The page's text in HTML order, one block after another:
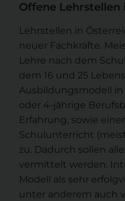
Offene Lehrstellen
Lehrstellen in
neuer Fachkräfte.
Lehre nach dem
dem 16 und 25
Ausbildungsmodell in
oder 4-jährige
Erfahrung, sowie
Schulunterricht
zu. Dadurch sollen
vermittelt werden.
Modell als sehr
unter anderem auch